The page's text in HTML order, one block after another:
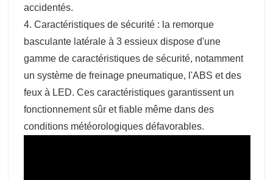
accidentés.
4. Caractéristiques de sécurité : la remorque
basculante latérale à 3 essieux dispose d'une
gamme de caractéristiques de sécurité, notamment
un système de freinage pneumatique, l'ABS et des
feux à LED. Ces caractéristiques garantissent un
fonctionnement sûr et fiable même dans des
conditions météorologiques défavorables.